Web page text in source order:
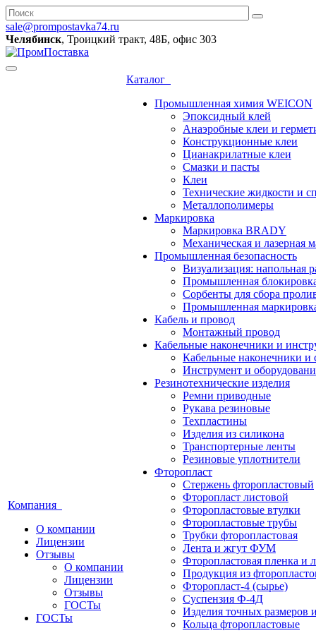
sale@prompostavka74.ru
Челябинск, Троицкий тракт, 48Б, офис 303
Компания
О компании
Лицензии
Отзывы
О компании
Лицензии
Отзывы
ГОСТы
ГОСТы
Каталог
Промышленная химия WEICON
Эпоксидный клей
Анаэробные клеи и
Конструкционные клеи
Цианакрилатные клеи
Смазки и пасты
Клеи
Технические жидкости и
Металлополимеры
Маркировка
Маркировка BRADY
Механическая и лазерная
Промышленная безопасность
Визуализация: напольная
Промышленная
Сорбенты для сбора
Промышленная
Кабель и провод
Монтажный провод
Кабельные наконечники и
Кабельные наконечники и
Инструмент и
Резинотехнические изделия
Ремни приводные
Рукава резиновые
Техпластины
Изделия из силикона
Транспортерные ленты
Резиновые уплотнители
Фторопласт
Стержень фторопластовый
Фторопласт листовой
Фторопластовые втулки
Фторопластовые трубы
Трубки фторопластовая
Лента и жгут ФУМ
Фторопластовая пленка и
Продукция из
Фторопласт-4 (сырье)
Суспензия Ф-4Д
Изделия точных размеров
Кольца фторопластовые